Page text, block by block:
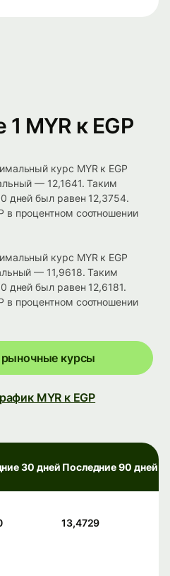
MYR к EGP
курс MYR к EGP
— 12,1641. Таким
дней был равен 12,3754.
в процентном соотношении
курс MYR к EGP
— 11,9618. Таким
дней был равен 12,6181.
в процентном соотношении
курсы
MYR к EGP
30 дней Последние 90 дней
13,4729